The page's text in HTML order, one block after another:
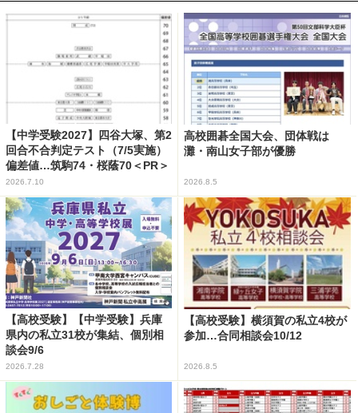
【中学受験2027】四谷大塚、第2
回合不合判定テスト（7/5実施）
偏差値…筑駒74・桜蔭70＜PR＞
2026.7.10
高校囲碁全国大会、団体戦は
灘・南山女子部が優勝
2026.8.5
【高校受験】【中学受験】兵庫
県内の私立31校が集結、個別相
談会9/6
2026.7.28
【高校受験】横須賀の私立4校が
参加…合同相談会10/12
2026.8.5